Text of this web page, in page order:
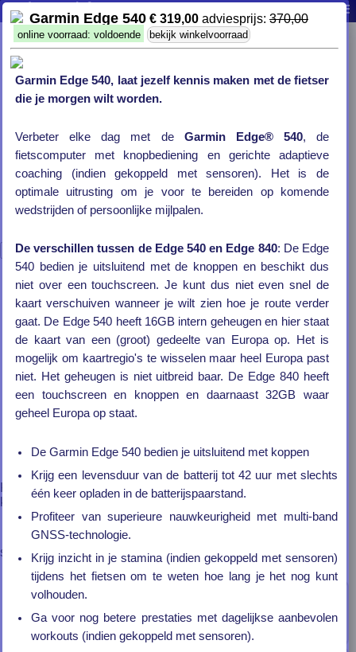
WayPoint Cookievoorkeuren
Wij maken gebruik van "cookies" om onze website te laten
functioneren en steeds beter te laten werken. Naast de
functionele cookies die nodig zijn voor het functioneren van
de website, maken we ook gebruik van analytische cookies.
Deze analytische cookies geven ons de mogelijkheid om de
website steeds een stukje beter te maken en jou als klant
waarmee wij, en partijen waar we mee samen werken, jouw
gedrag kunnen volgen en persoonlijke informatie kunnen
tonen. Lees
meer over ons cookiebeleid. Als je zo
optimaal mogelijk gebruik wilt kunnen maken van onze
website, klik hieronder dan op 'Alles accepteren'. Wil je je
cookie instellingen op onze website wijzigen, klik dan op
Alles accepteren Voorkeuren wijzigen
producten| info| contact
GPS-toestellen
Fiets toestellen
Edge-serie
garantie en retour
klachten
Klik op één van de artikelen hieronder voor meer informatie, u
kunt het artikel dan ook aan uw winkelwagen toevoegen.
sorteer op
artnr 010-03022-01
€379,-
adviesprijs: 450,-
Garmin Edge 540 € 319,00 adviesprijs: 370,00
online voorraad: voldoende bekijk winkelvoorraad
Garmin Edge 540, laat jezelf kennis maken met de fietser
die je morgen wilt worden.
Verbeter elke dag met de Garmin Edge® 540, de
fietscomputer met knopbediening en gerichte adaptieve
coaching (indien gekoppeld met sensoren). Het is de
optimale uitrusting om je voor te bereiden op komende
wedstrijden of persoonlijke mijlpalen.
De verschillen tussen de Edge 540 en Edge 840: De Edge
540 bedien je uitsluitend met de knoppen en beschikt dus
niet over een touchscreen. Je kunt dus niet even snel de
kaart verschuiven wanneer je wilt zien hoe je route verder
gaat. De Edge 540 heeft 16GB intern geheugen en hier staat
de kaart van een (groot) gedeelte van Europa op. Het is
mogelijk om kaartregio's te wisselen maar heel Europa past
niet. Het geheugen is niet uitbreid baar. De Edge 840 heeft
een touchscreen en knoppen en daarnaast 32GB waar
geheel Europa op staat.
De Garmin Edge 540 bedien je uitsluitend met koppen
Krijg een levensduur van de batterij tot 42 uur met slechts
één keer opladen in de batterijspaarstand.
Profiteer van superieure nauwkeurigheid met multi-band
GNSS-technologie.
Krijg inzicht in je stamina (indien gekoppeld met sensoren)
tijdens het fietsen om te weten hoe lang je het nog kunt
volhouden.
Ga voor nog betere prestaties met dagelijkse aanbevolen
workouts (indien gekoppeld met sensoren).